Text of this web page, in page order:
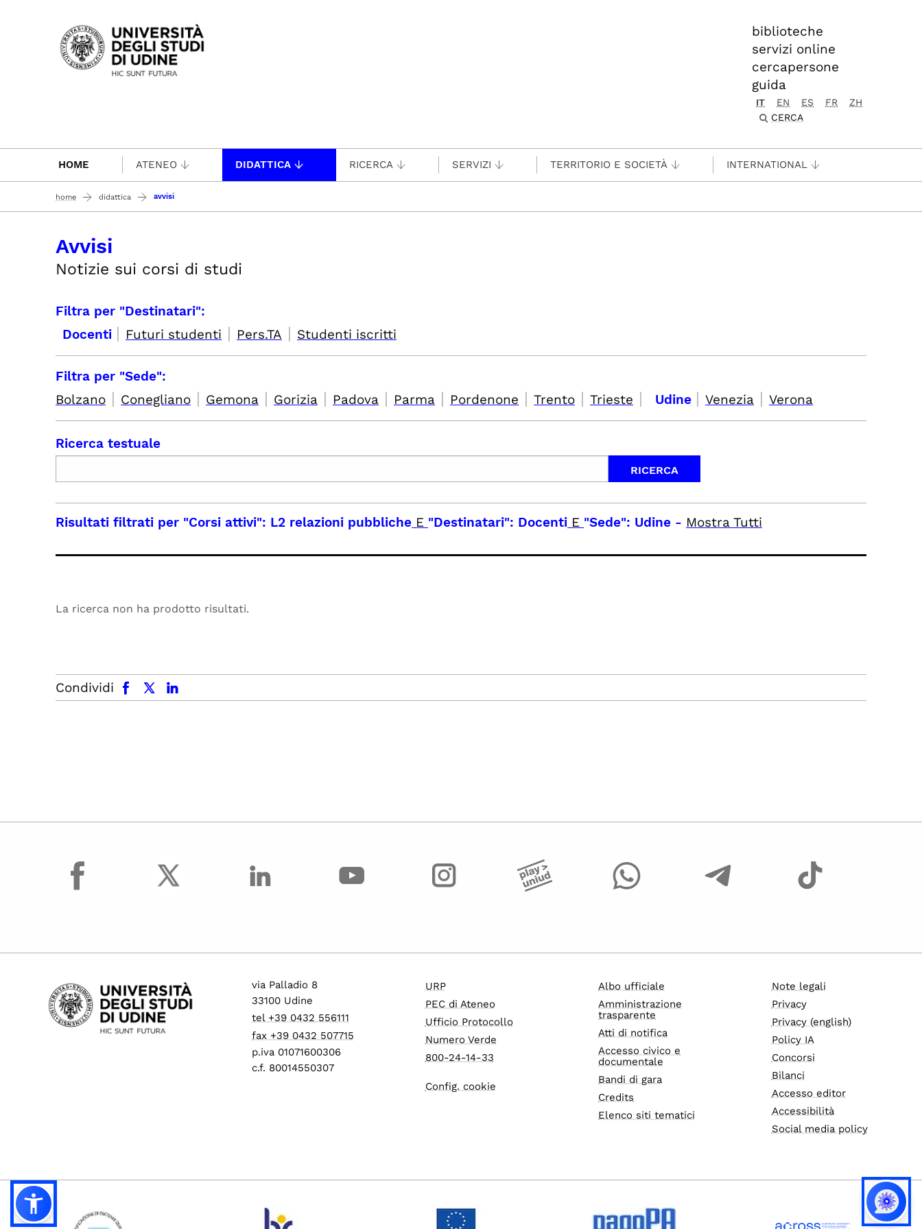
Passa al contenuto principale
biblioteche
servizi online
cercapersone
guida
IT EN ES FR
ZH
CERCA
HOME ATENEO DIDATTICA RICERCA SERVIZI TERRITORIO E SOCIETÀ INTERNATIONAL
home didattica avvisi
Avvisi
Notizie sui corsi di studi
Filtra per "Destinatari":
Docenti | Futuri studenti | Pers.TA | Studenti iscritti
Filtra per "Sede":
Bolzano | Conegliano | Gemona | Gorizia | Padova | Parma | Pordenone | Trento | Trieste | Udine | Venezia | Verona
Ricerca testuale
Risultati filtrati per "Corsi attivi": L2 relazioni pubbliche E "Destinatari": Docenti E "Sede": Udine - Mostra Tutti
La ricerca non ha prodotto risultati.
Condividi
facebook x.com linkedin
facebook
via Palladio 8
33100 Udine
tel +39 0432 556111
fax +39 0432 507715
p.iva 01071600306
c.f. 80014550307
URP
PEC di Ateneo
Ufficio Protocollo
Numero Verde
800-24-14-33
Config. cookie
Albo ufficiale
Amministrazione
trasparente
Atti di notifica
Accesso civico e
documentale
Bandi di gara
Credits
Elenco siti tematici
Note legali
Privacy
Privacy (english)
Policy IA
Concorsi
Bilanci
Accesso editor
Accessibilità
Social media policy